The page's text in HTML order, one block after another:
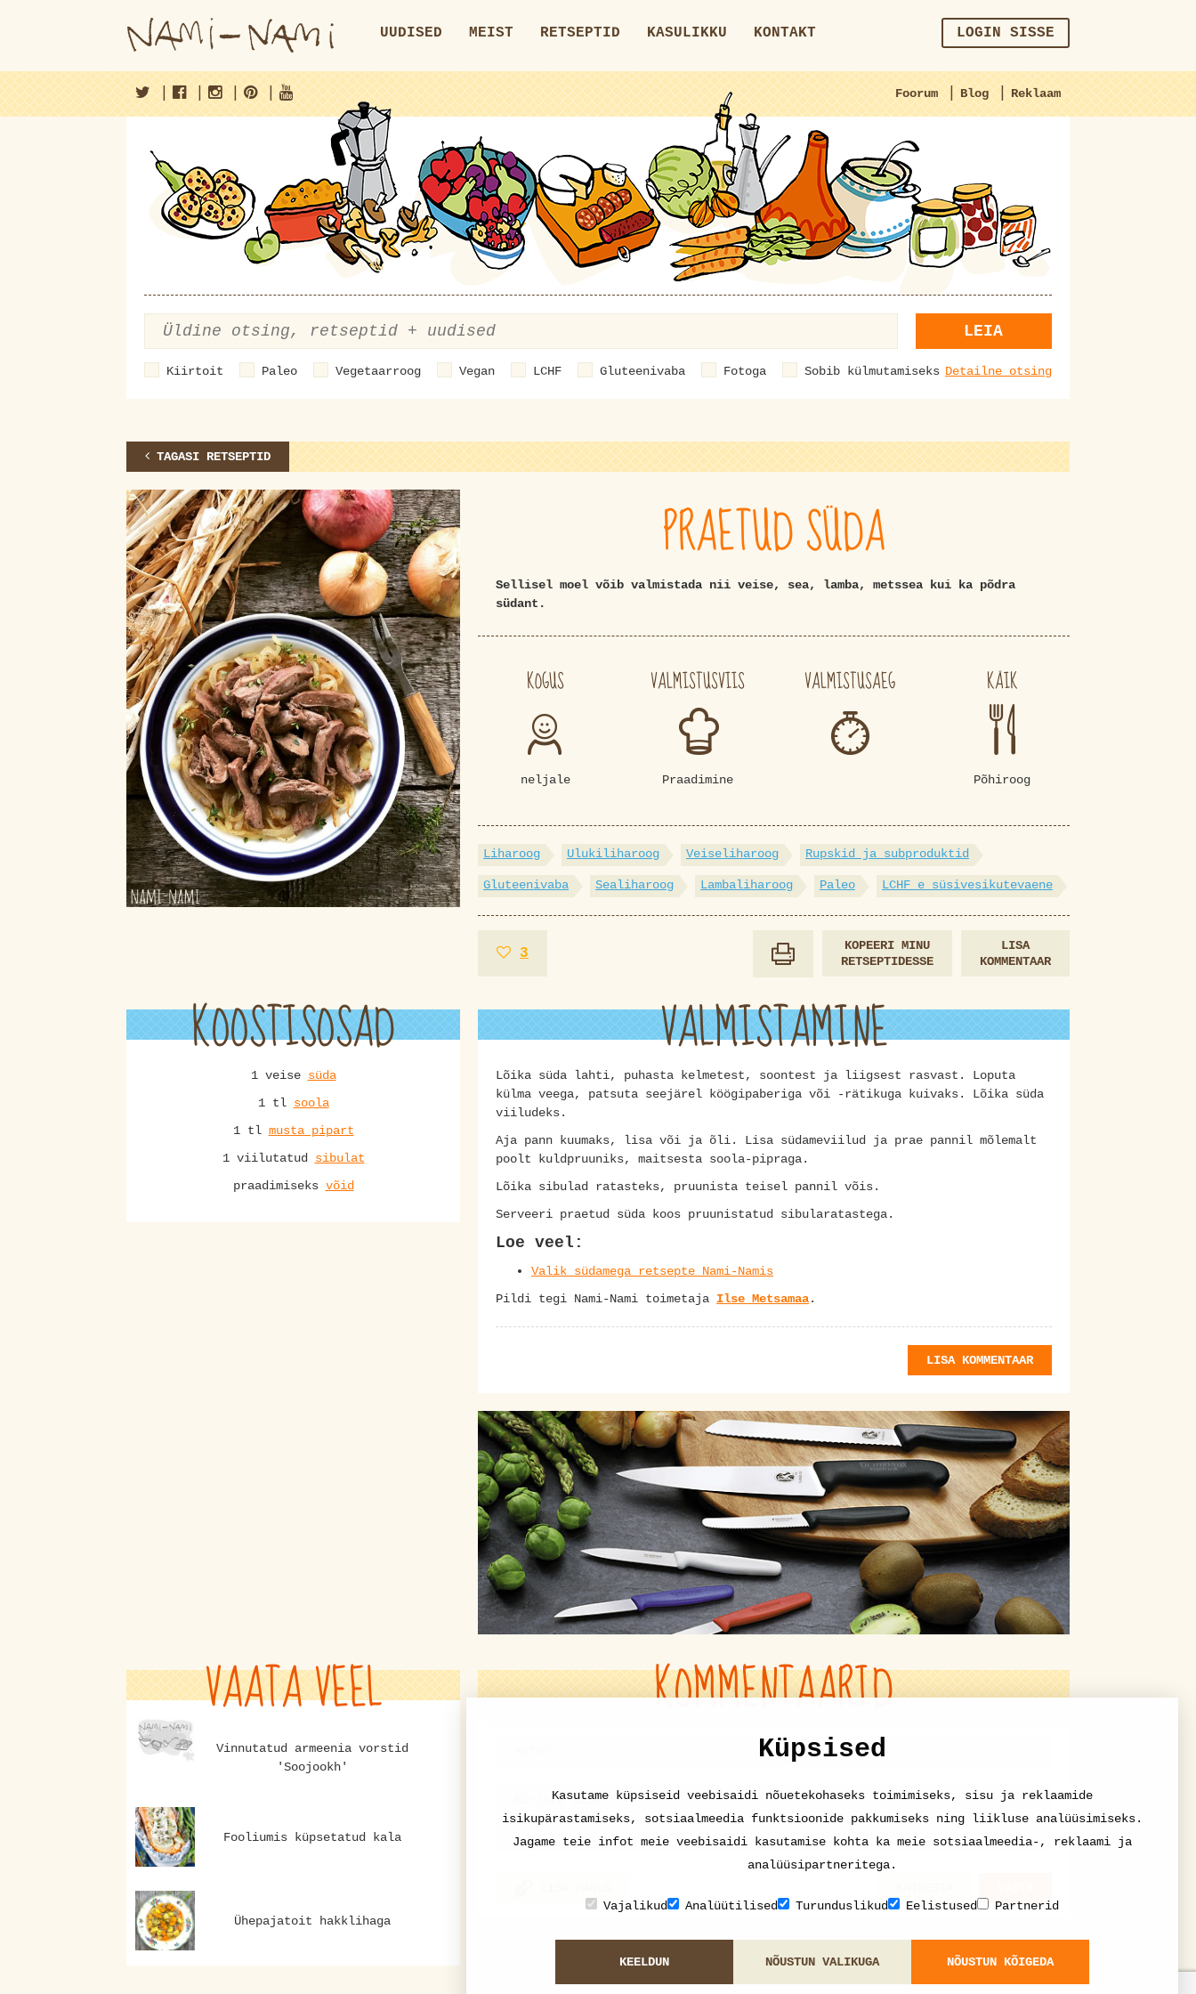
UUDISED MEIST RETSEPTID KASULIKKU KONTAKT LOGIN SISSE
Foorum | Blog | Reklaam
| | | |
LEIA
Kiirtoit Paleo Vegetaarroog Vegan LCHF Gluteenivaba Fotoga Sobib külmutamiseks Detailne otsing
TAGASI RETSEPTID
PRAETUD SÜDA
Sellisel moel võib valmistada nii veise, sea, lamba, metssea kui ka põdra
südant.
KOGUS
neljale
VALMISTUSVIIS
Praadimine
VALMISTUSAEG KÄIK
Põhiroog
Liharoog Ulukiliharoog Veiseliharoog Rupskid ja subproduktid
Gluteenivaba Sealiharoog Lambaliharoog Paleo LCHF e süsivesikutevaene
3
LISA
KOMMENTAAR
KOPEERI MINU
RETSEPTIDESSE
KOOSTISOSAD
1 veise süda
1 tl soola
1 tl musta pipart
1 viilutatud sibulat
praadimiseks võid
VALMISTAMINE
Lõika süda lahti, puhasta kelmetest, soontest ja liigsest rasvast. Loputa
külma veega, patsuta seejärel köögipaberiga või -rätikuga kuivaks. Lõika süda
viiludeks.
Aja pann kuumaks, lisa või ja õli. Lisa südameviilud ja prae pannil mõlemalt
poolt kuldpruuniks, maitsesta soola-pipraga.
Lõika sibulad ratasteks, pruunista teisel pannil võis.
Serveeri praetud süda koos pruunistatud sibularatastega.
Loe veel:
Valik südamega retsepte Nami-Namis
Pildi tegi Nami-Nami toimetaja Ilse Metsamaa.
LISA KOMMENTAAR
KOMMENTAARID
VAATA VEEL
Vinnutatud armeenia vorstid
'Soojookh'
Fooliumis küpsetatud kala
Ühepajatoit hakklihaga
Küpsised
Kasutame küpsiseid veebisaidi nõuetekohaseks toimimiseks, sisu ja reklaamide
isikupärastamiseks, sotsiaalmeedia funktsioonide pakkumiseks ning liikluse analüüsimiseks.
Jagame teie infot meie veebisaidi kasutamise kohta ka meie sotsiaalmeedia-, reklaami ja
analüüsipartneritega.
Vajalikud Analüütilised Turunduslikud Eelistused Partnerid
KEELDUN NÕUSTUN VALIKUGA NÕUSTUN KÕIGEDA